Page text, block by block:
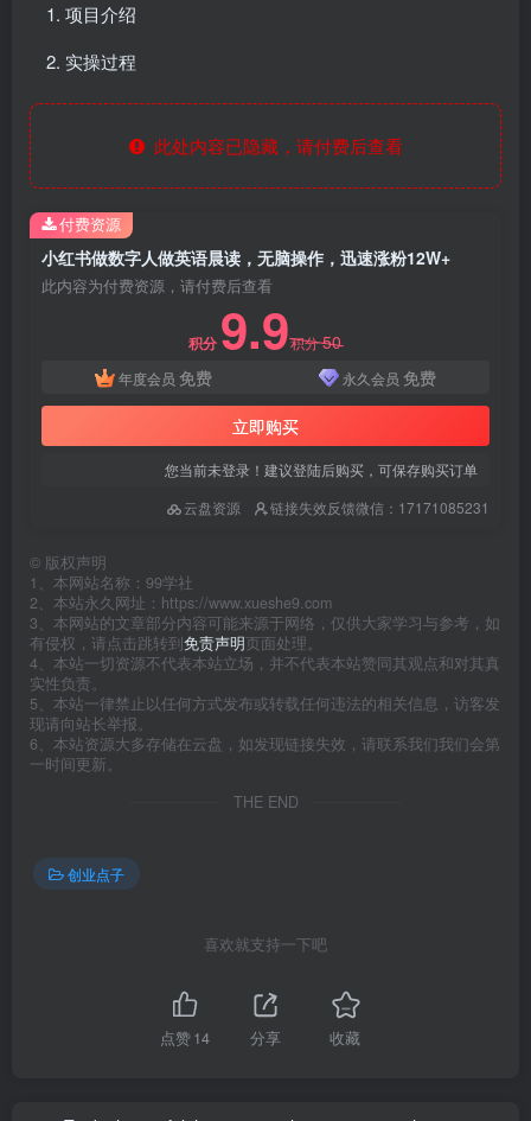
项目介绍
实操过程
此处内容已隐藏，请付费后查看
小红书做数字人做英语晨读，无脑操作，迅速涨粉12W+
此内容为付费资源，请付费后查看
积分 9.9积分50
年度会员 免费 永久会员 免费
立即购买
您当前未登录！建议登陆后购买，可保存购买订单
云盘资源
链接失效反馈微信：17171085231
付费资源
© 版权声明
1、本网站名称：99学社
2、本站永久网址：https://www.xueshe9.com
3、本网站的文章部分内容可能来源于网络，仅供大家学习与参考，如
有侵权，请点击跳转到免责声明页面处理。
4、本站一切资源不代表本站立场，并不代表本站赞同其观点和对其真
实性负责。
5、本站一律禁止以任何方式发布或转载任何违法的相关信息，访客发
现请向站长举报。
6、本站资源大多存储在云盘，如发现链接失效，请联系我们我们会第
一时间更新。
THE END
创业点子
喜欢就支持一下吧
点赞14 分享 收藏